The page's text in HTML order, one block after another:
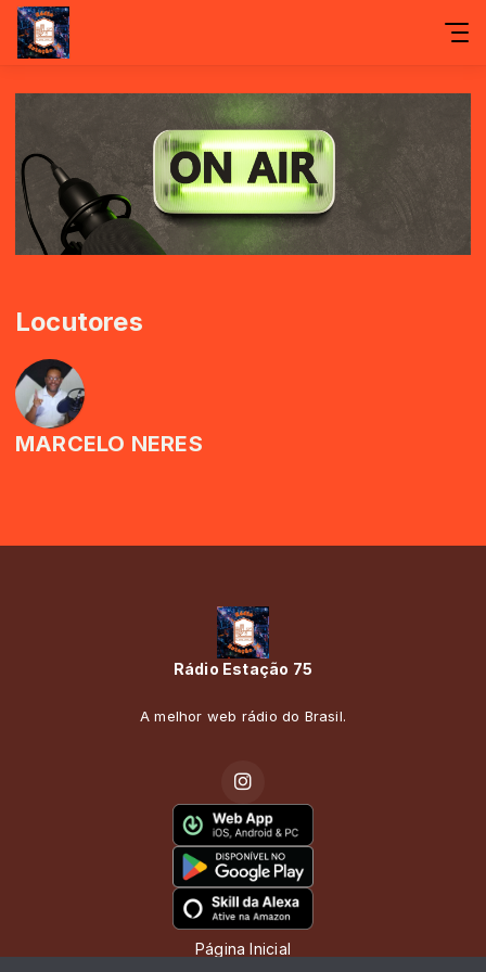
Locutores
MARCELO NERES
Rádio Estação 75
A melhor web rádio do Brasil.
Página Inicial